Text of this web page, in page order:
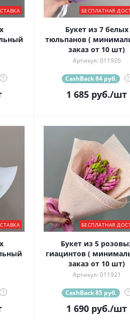
?
БЕСПЛАТНАЯ
Букет из 7 белых
тюльпанов (
заказ от 10 шт)
Артикул: 011926
CashBack 84 руб. ?
1 685 руб./шт
?
БЕСПЛАТНАЯ
Букет из 5
гиацинтов (
заказ от 10 шт)
Артикул: 011921
CashBack 85 руб. ?
1 690 руб./шт